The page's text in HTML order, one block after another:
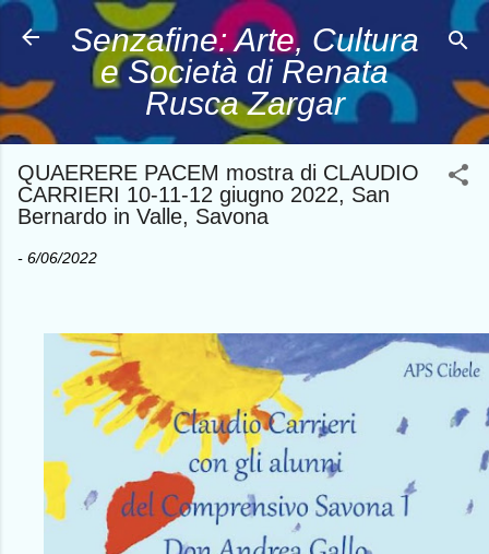
Passa ai contenuti principali
Senzafine: Arte, Cultura
e Società di Renata
Rusca Zargar
QUAERERE PACEM mostra di CLAUDIO
CARRIERI 10-11-12 giugno 2022, San
Bernardo in Valle, Savona
- 6/06/2022